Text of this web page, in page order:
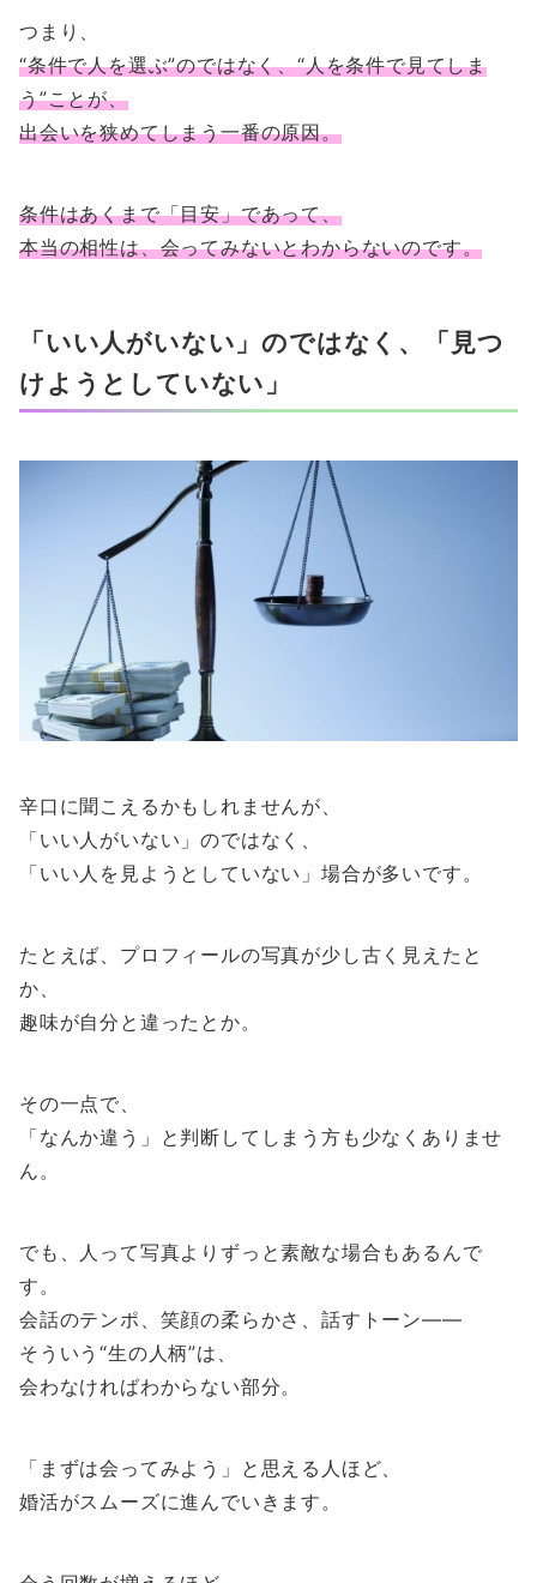
つまり、
“条件で人を選ぶ”のではなく、“人を条件で見てしま
う”ことが、
出会いを狭めてしまう一番の原因。
条件はあくまで「目安」であって、
本当の相性は、会ってみないとわからないのです。
「いい人がいない」のではなく、「見つ
けようとしていない」
辛口に聞こえるかもしれませんが、
「いい人がいない」のではなく、
「いい人を見ようとしていない」場合が多いです。
たとえば、プロフィールの写真が少し古く見えたと
か、
趣味が自分と違ったとか。
その一点で、
「なんか違う」と判断してしまう方も少なくありませ
ん。
でも、人って写真よりずっと素敵な場合もあるんで
す。
会話のテンポ、笑顔の柔らかさ、話すトーン――
そういう“生の人柄”は、
会わなければわからない部分。
「まずは会ってみよう」と思える人ほど、
婚活がスムーズに進んでいきます。